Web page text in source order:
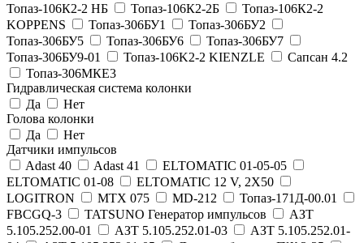
Топаз-106К2-2 НБ
Топаз-106К2-2Б
Топаз-106К2-2
KOPPENS
Топаз-306БУ1
Топаз-306БУ2
Топаз-306БУ5
Топаз-306БУ6
Топаз-306БУ7
Топаз-306БУ9-01
Топаз-106K2-2 KIENZLE
Сапсан 4.2
Топаз-306МКЕ3
Гидравлическая система колонки
Да
Нет
Голова колонки
Да
Нет
Датчики импульсов
Adast 40
Adast 41
ELTOMATIC 01-05-05
ELTOMATIC 01-08
ELTOMATIC 12 V, 2X50
LOGITRON
MTX 075 MD-212
Топаз-171Д-00.01
FBCGQ-3
TATSUNO Генератор импульсов
АЗТ
5.105.252.00-01
АЗТ 5.105.252.01-03
АЗТ 5.105.252.01-